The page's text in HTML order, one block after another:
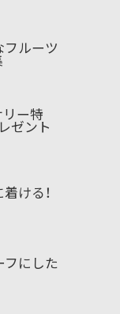
ルーツ
ー特
ゼント
ける！
フにした